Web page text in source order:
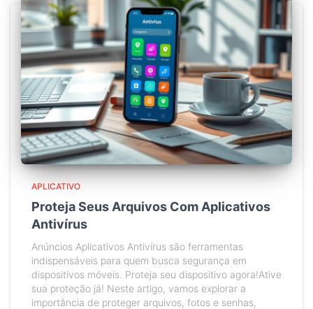
APLICATIVO
Proteja Seus Arquivos Com Aplicativos
Antivírus
Anúncios Aplicativos Antivírus são ferramentas
indispensáveis para quem busca segurança em
dispositivos móveis. Proteja seu dispositivo agora!Ative
sua proteção já! Neste artigo, vamos explorar a
importância de proteger arquivos, fotos e senhas,